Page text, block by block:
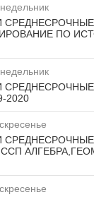
ПО
2020